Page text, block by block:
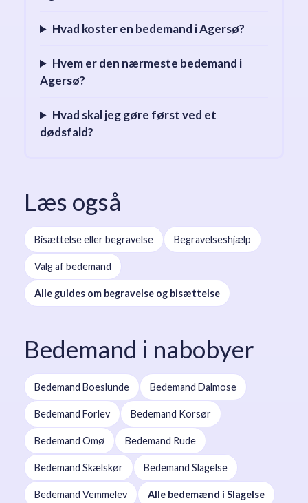
Hvad koster en bedemand i Agersø?
Hvem er den nærmeste bedemand i
Agersø?
Hvad skal jeg gøre først ved et
dødsfald?
Læs også
Bisættelse eller begravelse Begravelseshjælp
Valg af bedemand
Alle guides om begravelse og bisættelse
Bedemand i nabobyer
Bedemand Boeslunde Bedemand Dalmose
Bedemand Forlev Bedemand Korsør
Bedemand Omø Bedemand Rude
Bedemand Skælskør Bedemand Slagelse
Bedemand Vemmelev Alle bedemænd i Slagelse